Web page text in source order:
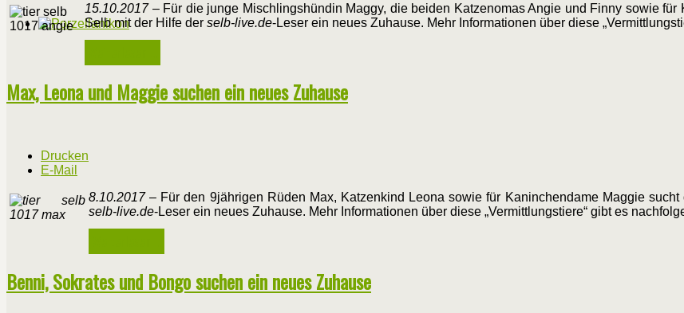
15.10.2017– Für die junge Mischlingshündin Maggy, die beiden Katzenomas Angie und Finny sowie für
Selb mit der Hilfe der selb-live.de-Leser ein neues Zuhause. Mehr Informationen über diese
Max, Leona und Maggie suchen ein neues Zuhause
Drucken
E-Mail
8.10.2017– Für den 9jährigen Rüden Max, Katzenkind Leona sowie für Kaninchendame Maggie
selb-live.de-Leser ein neues Zuhause. Mehr Informationen über diese „Vermittlungstiere“ gibt es
Benni, Sokrates und Bongo suchen ein neues Zuhause